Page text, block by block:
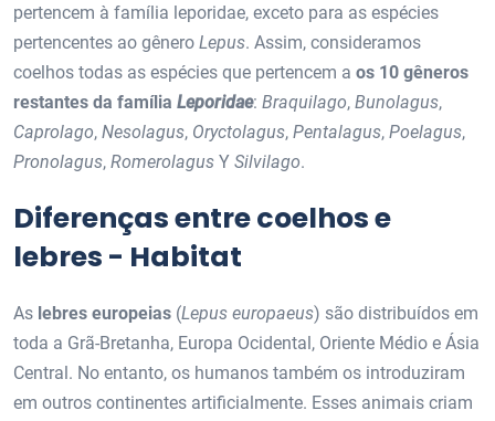
pertencem à família leporidae, exceto para as espécies
pertencentes ao gênero Lepus. Assim, consideramos
coelhos todas as espécies que pertencem a os 10 gêneros
restantes da família Leporidae: Braquilago, Bunolagus,
Caprolago, Nesolagus, Oryctolagus, Pentalagus, Poelagus,
Pronolagus, Romerolagus Y Silvilago.
Diferenças entre coelhos e
lebres - Habitat
As lebres europeias (Lepus europaeus) são distribuídos em
toda a Grã-Bretanha, Europa Ocidental, Oriente Médio e Ásia
Central. No entanto, os humanos também os introduziram
em outros continentes artificialmente. Esses animais criam